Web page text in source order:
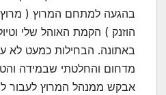
בהגעה למתחם המרוץ (
הוזנק ) הקמת האוהל שלי
באתונה. הבחילות כמעט לא
מדחום והחלטתי שבמידה
אבקש ממנהל המרוץ לעבור